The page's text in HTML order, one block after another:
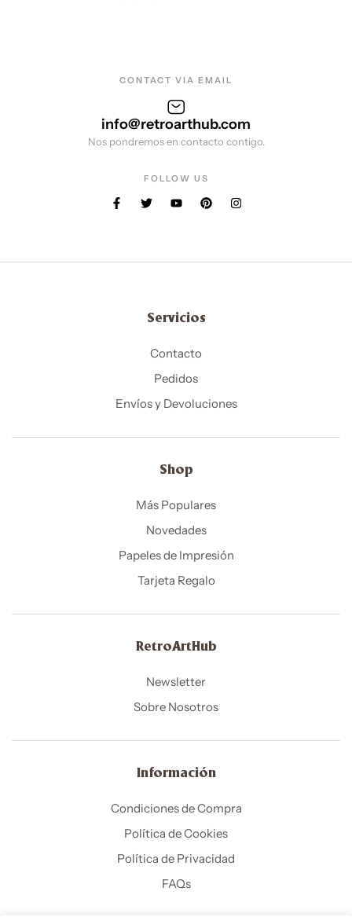
CONTACT VIA EMAIL
info@retroarthub.com
Nos pondremos en contacto contigo.
FOLLOW US
Servicios
Contacto
Pedidos
Envíos y Devoluciones
Shop
Más Populares
Novedades
Papeles de Impresión
Tarjeta Regalo
RetroArtHub
Newsletter
Sobre Nosotros
Información
Condiciones de Compra
Política de Cookies
Política de Privacidad
FAQs